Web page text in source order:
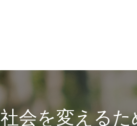
社会を変える